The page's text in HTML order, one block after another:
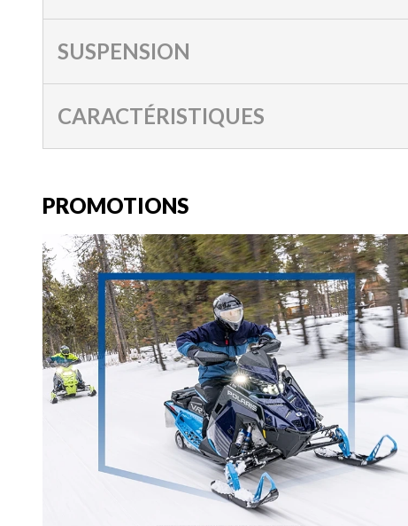
SUSPENSION
CARACTÉRISTIQUES
PROMOTIONS